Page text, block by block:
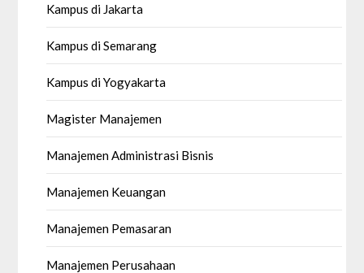
Kampus di Jakarta
Kampus di Semarang
Kampus di Yogyakarta
Magister Manajemen
Manajemen Administrasi Bisnis
Manajemen Keuangan
Manajemen Pemasaran
Manajemen Perusahaan